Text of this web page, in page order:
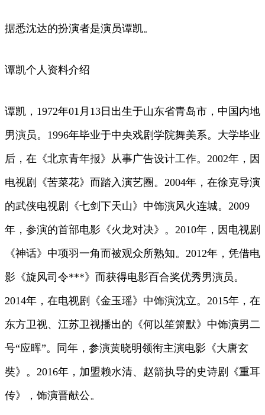
据悉沈达的扮演者是演员谭凯。
谭凯个人资料介绍
谭凯，1972年01月13日出生于山东省青岛市，中国内地
男演员。1996年毕业于中央戏剧学院舞美系。大学毕业
后，在《北京青年报》从事广告设计工作。2002年，因
电视剧《苦菜花》而踏入演艺圈。2004年，在徐克导演
的武侠电视剧《七剑下天山》中饰演风火连城。2009
年，参演的首部电影《火龙对决》。2010年，因电视剧
《神话》中项羽一角而被观众所熟知。2012年，凭借电
影《旋风司令***》而获得电影百合奖优秀男演员。
2014年，在电视剧《金玉瑶》中饰演沈立。2015年，在
东方卫视、江苏卫视播出的《何以笙箫默》中饰演男二
号“应晖”。同年，参演黄晓明领衔主演电影《大唐玄
奘》。2016年，加盟赖水清、赵箭执导的史诗剧《重耳
传》，饰演晋献公。